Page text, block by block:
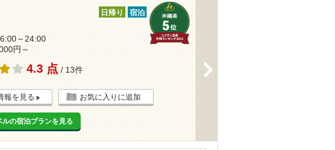
日帰り 宿泊
～24:00
円～
4.3 点 / 13件
報を見る お気に入りに追加
ルの宿泊プランを見る